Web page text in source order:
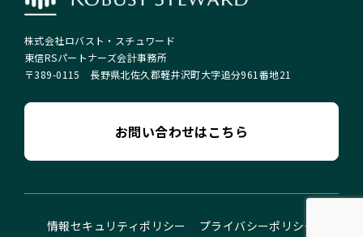
株式会社ロバスト・スチュワード​
東信RSパートナーズ会計事務所
〒389-0115 長野県北佐久郡軽井沢町大字追分961番地21
お問い合わせはこちら
情報セキュリティポリシー プライバシーポリシー